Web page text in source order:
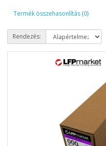
Termék összehasonlítás (0)
Rendezés: